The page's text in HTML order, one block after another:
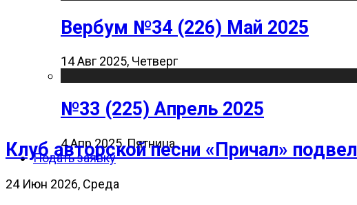
Вербум №34 (226) Май 2025
14 Авг 2025, Четверг
№33 (225) Апрель 2025
4 Апр 2025, Пятница
Подать заявку
Клуб авторской песни «Причал»
24 Июн 2026, Среда